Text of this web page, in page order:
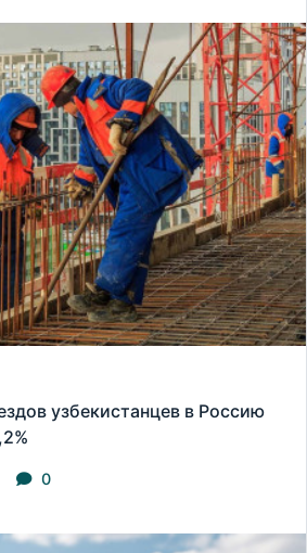
узбекистанцев в Россию
0